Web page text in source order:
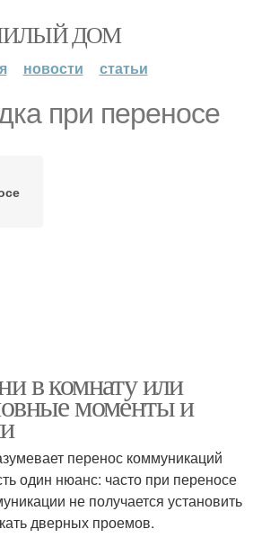
ДОМ
новости статьи
при переносе
в комнату или
моменты и
перенос коммуникаций
один нюанс: часто при переносе
не получается установить
дверных проемов.